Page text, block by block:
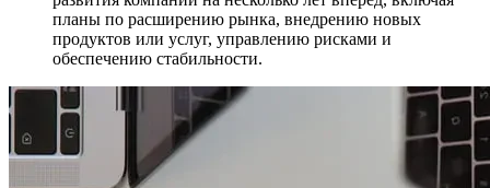
планы по расширению рынка, внедрению новых
продуктов или услуг, управлению рисками и
обеспечению стабильности.